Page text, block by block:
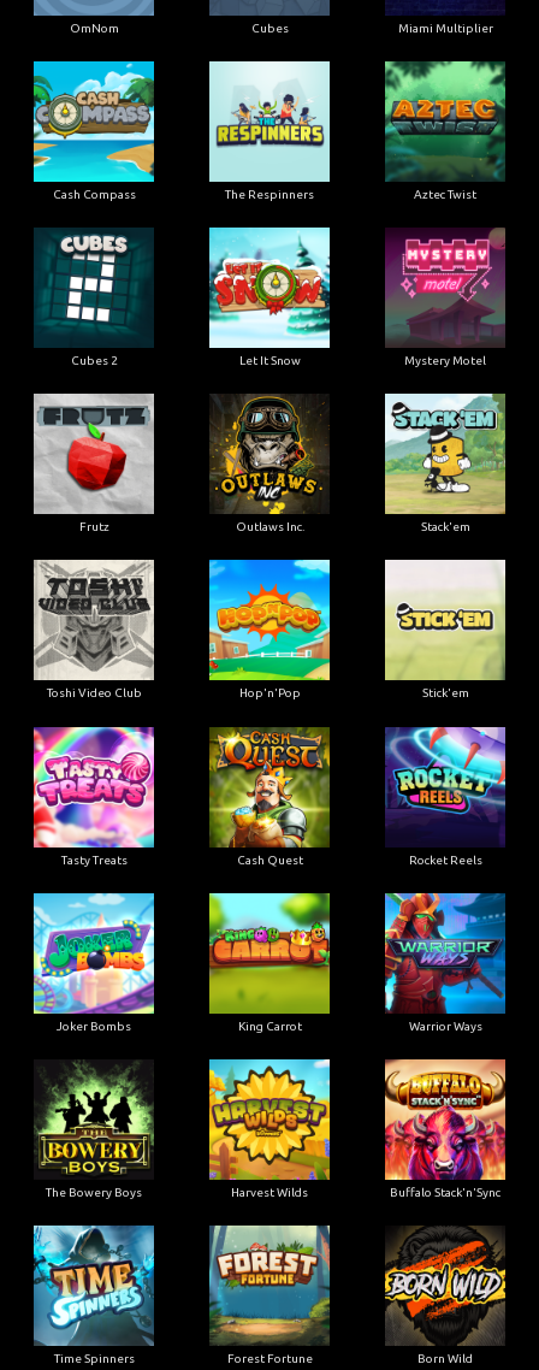
OmNom Cubes Miami Multiplier
Cash Compass The Respinners Aztec Twist
Cubes 2 Let It Snow Mystery Motel
Frutz Outlaws Inc. Stack'em
Toshi Video Club Hop'n'Pop Stick'em
Tasty Treats Cash Quest Rocket Reels
Joker Bombs King Carrot Warrior Ways
The Bowery Boys Harvest Wilds Buffalo Stack'n'Sync
Time Spinners Forest Fortune Born Wild